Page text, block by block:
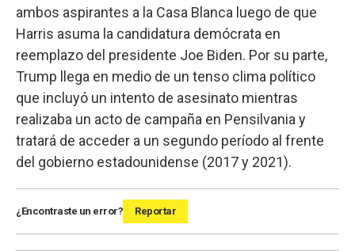
ambos aspirantes a la Casa Blanca luego de que
Harris asuma la candidatura demócrata en
reemplazo del presidente Joe Biden. Por su parte,
Trump llega en medio de un tenso clima político
que incluyó un intento de asesinato mientras
realizaba un acto de campaña en Pensilvania y
tratará de acceder a un segundo período al frente
del gobierno estadounidense (2017 y 2021).
¿Encontraste un error? Reportar